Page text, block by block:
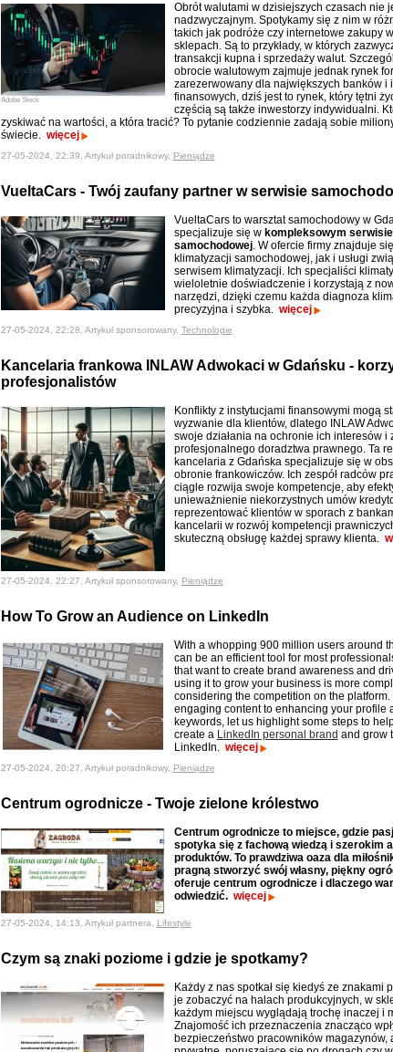
Adobe Stock
Obrót walutami w dzisiejszych czasach nie
nadzwyczajnym. Spotykamy się z nim w
takich jak podróże czy internetowe zakupy
sklepach. Są to przykłady, w których
transakcji kupna i sprzedaży walut.
obrocie walutowym zajmuje jednak rynek
zarezerwowany dla największych banków i
finansowych, dziś jest to rynek, który tętni
częścią są także inwestorzy indywidualni.
zyskiwać na wartości, a która tracić? To pytanie codziennie zadają sobie
świecie. więcej
27-05-2024, 22:39, Artykuł poradnikowy, Pieniądze
VueltaCars - Twój zaufany partner w serwisie
VueltaCars to warsztat samochodowy w
specjalizuje się w kompleksowym
samochodowej. W ofercie firmy znajduje
klimatyzacji samochodowej, jak i usługi
serwisem klimatyzacji. Ich specjaliści
wieloletnie doświadczenie i korzystają z
narzędzi, dzięki czemu każda diagnoza
precyzyjna i szybka. więcej
27-05-2024, 22:28, Artykuł sponsorowany, Technologie
Kancelaria frankowa INLAW Adwokaci w Gdańsku -
profesjonalistów
Konflikty z instytucjami finansowymi mogą
wyzwanie dla klientów, dlatego INLAW
swoje działania na ochronie ich interesów i
profesjonalnego doradztwa prawnego. Ta
kancelaria z Gdańska specjalizuje się w
obronie frankowiczów. Ich zespół radców
ciągle rozwija swoje kompetencje, aby
unieważnienie niekorzystnych umów
reprezentować klientów w sporach z
kancelarii w rozwój kompetencji
skuteczną obsługę każdej sprawy klienta.
27-05-2024, 22:27, Artykuł sponsorowany, Pieniądze
How To Grow an Audience on LinkedIn
With a whopping 900 million users around
can be an efficient tool for most
that want to create brand awareness and
using it to grow your business is more
considering the competition on the platform.
engaging content to enhancing your profile
keywords, let us highlight some steps to
create a LinkedIn personal brand and grow
LinkedIn. więcej
27-05-2024, 20:27, Artykuł poradnikowy, Pieniądze
Centrum ogrodnicze - Twoje zielone królestwo
Centrum ogrodnicze to miejsce, gdzie
spotyka się z fachową wiedzą i szerokim
produktów. To prawdziwa oaza dla
pragną stworzyć swój własny, piękny
oferuje centrum ogrodnicze i dlaczego
odwiedzić. więcej
27-05-2024, 14:13, Artykuł partnera, Lifestyle
Czym są znaki poziome i gdzie je spotkamy?
Każdy z nas spotkał się kiedyś ze znakami
je zobaczyć na halach produkcyjnych, w
każdym miejscu wyglądają trochę inaczej i
Znajomość ich przeznaczenia znacząco
bezpieczeństwo pracowników magazynów,